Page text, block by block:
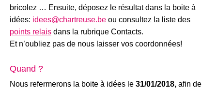
bricolez … Ensuite, déposez le résultat dans la boite à
idées: idees@chartreuse.be ou consultez la liste des
points relais dans la rubrique Contacts.
Et n’oubliez pas de nous laisser vos coordonnées!
Quand ?
Nous refermerons la boite à idées le 31/01/2018, afin de